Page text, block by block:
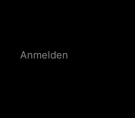
Anmelden